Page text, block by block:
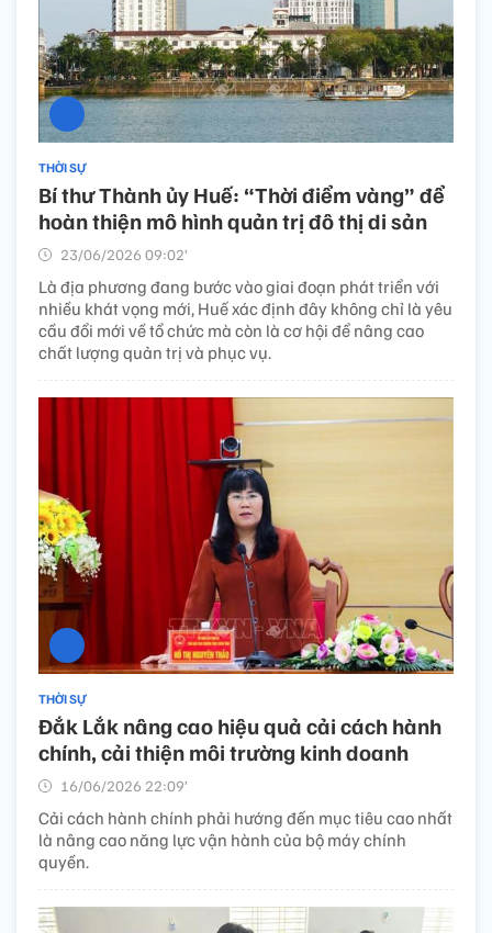
THỜI SỰ
Bí thư Thành ủy Huế: “Thời điểm vàng” để
hoàn thiện mô hình quản trị đô thị di sản
23/06/2026 09:02’
Là địa phương đang bước vào giai đoạn phát triển với
nhiều khát vọng mới, Huế xác định đây không chỉ là yêu
cầu đổi mới về tổ chức mà còn là cơ hội để nâng cao
chất lượng quản trị và phục vụ.
THỜI SỰ
Đắk Lắk nâng cao hiệu quả cải cách hành
chính, cải thiện môi trường kinh doanh
16/06/2026 22:09’
Cải cách hành chính phải hướng đến mục tiêu cao nhất
là nâng cao năng lực vận hành của bộ máy chính
quyền.